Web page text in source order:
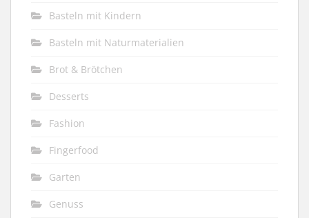
Basteln mit Kindern
Basteln mit Naturmaterialien
Brot & Brötchen
Desserts
Fashion
Fingerfood
Garten
Genuss